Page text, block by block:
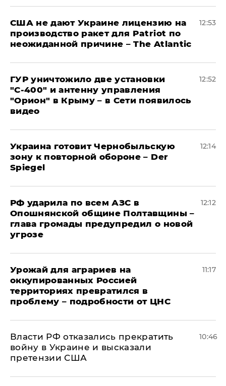
США не дают Украине лицензию на
производство ракет для Patriot по
неожиданной причине – The Atlantic
12:53
ГУР уничтожило две установки
"С‑400" и антенну управления
"Орион" в Крыму – в Сети появилось
видео
12:52
Украина готовит Чернобыльскую
зону к повторной обороне – Der
Spiegel
12:14
РФ ударила по всем АЗС в
Опошнянской общине Полтавщины –
глава громады предупредил о новой
угрозе
12:12
Урожай для аграриев на
оккупированных Россией
территориях превратился в
проблему – подробности от ЦНС
11:17
Власти РФ отказались прекратить
войну в Украине и высказали
претензии США
10:46